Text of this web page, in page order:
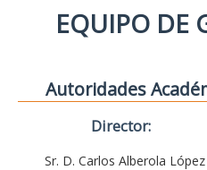
EQUIPO DE
Autoridades
Director:
Sr. D. Carlos Alberola López